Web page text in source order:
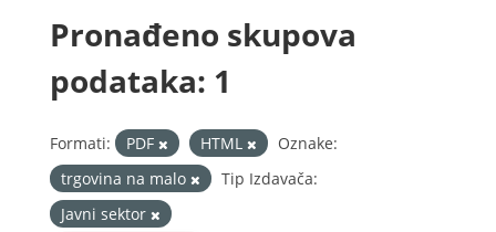
Pronađeno skupova
podataka: 1
Formati: PDF HTML
Oznake:
trgovina na malo
Tip Izdavača:
Javni sektor